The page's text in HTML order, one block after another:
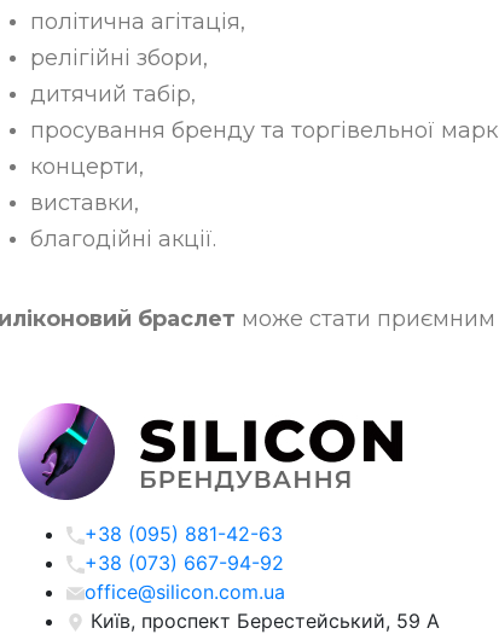
політична агітація,
релігійні збори,
дитячий табір,
просування бренду та торгівельної
концерти,
виставки,
благодійні акції.
браслет може стати приємним
+38 (095) 881-42-63
+38 (073) 667-94-92
office@silicon.com.ua
Київ, проспект Берестейський, 59 А